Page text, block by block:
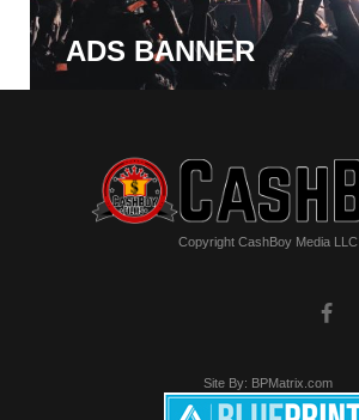
ADS BANNER
Copyright CashBoy Media LLC
Site By: BPMatrix.com